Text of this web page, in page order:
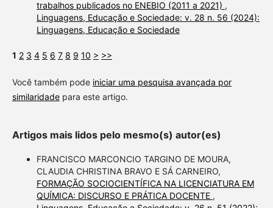
trabalhos publicados no ENEBIO (2011 a 2021) ,
Linguagens, Educação e Sociedade: v. 28 n. 56 (2024):
Linguagens, Educação e Sociedade
1 2 3 4 5 6 7 8 9 10 > >>
Você também pode iniciar uma pesquisa avançada por
similaridadepara este artigo.
Artigos mais lidos pelo mesmo(s) autor(es)
FRANCISCO MARCONCIO TARGINO DE MOURA,
CLAUDIA CHRISTINA BRAVO E SÁ CARNEIRO,
FORMAÇÃO SOCIOCIENTÍFICA NA LICENCIATURA EM
QUÍMICA: DISCURSO E PRÁTICA DOCENTE ,